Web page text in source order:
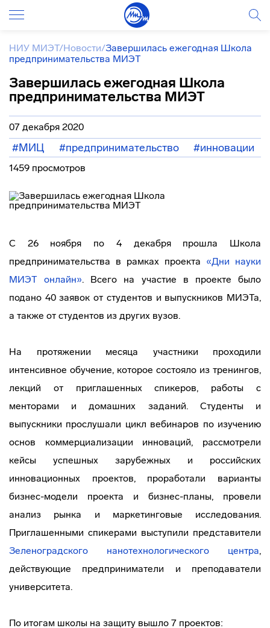
НИУ МИЭТ/Новости/Завершилась ежегодная Школа
предпринимательства МИЭТ
Завершилась ежегодная Школа
предпринимательства МИЭТ
07 декабря 2020
#МИЦ #предпринимательство #инновации
1459 просмотров
С 26 ноября по 4 декабря прошла Школа
предпринимательства в рамках проекта «Дни науки
МИЭТ онлайн». Всего на участие в проекте было
подано 40 заявок от студентов и выпускников МИЭТа,
а также от студентов из других вузов.
На протяжении месяца участники проходили
интенсивное обучение, которое состояло из тренингов,
лекций от приглашенных спикеров, работы с
менторами и домашних заданий. Студенты и
выпускники прослушали цикл вебинаров по изучению
основ коммерциализации инноваций, рассмотрели
кейсы успешных зарубежных и российских
инновационных проектов, проработали варианты
бизнес-модели проекта и бизнес-планы, провели
анализ рынка и маркетинговые исследования.
Приглашенными спикерами выступили представители
Зеленоградского нанотехнологического центра,
действующие предприниматели и преподаватели
университета.
По итогам школы на защиту вышло 7 проектов: